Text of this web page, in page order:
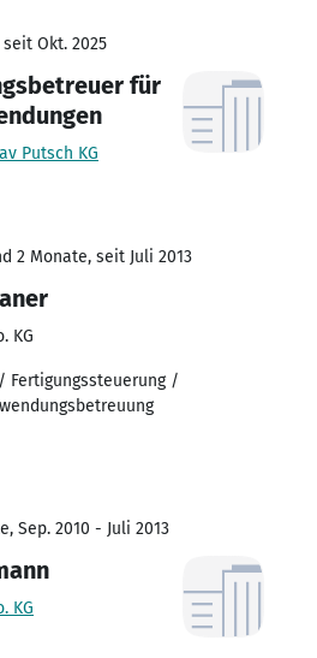
seit Okt. 2025
für
Putsch KG
2 Monate, seit Juli 2013
KG
Fertigungssteuerung /
Sep. 2010 - Juli 2013
KG